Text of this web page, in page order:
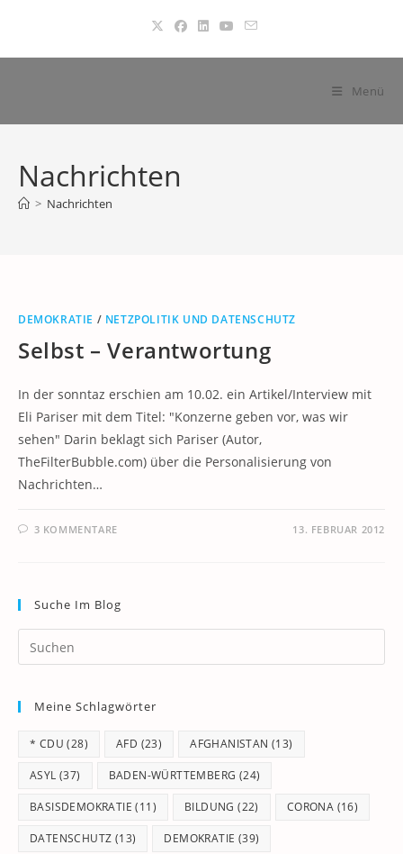
springen
Menü
Nachrichten
> Nachrichten
DEMOKRATIE / NETZPOLITIK UND DATENSCHUTZ
Selbst – Verantwortung
In der sonntaz erschien am 10.02. ein Artikel/Interview mit
Eli Pariser mit dem Titel: "Konzerne geben vor, was wir
sehen" Darin beklagt sich Pariser (Autor,
TheFilterBubble.com) über die Personalisierung von
Nachrichten…
3 KOMMENTARE 13. FEBRUAR 2012
Suche Im Blog
Meine Schlagwörter
* CDU (28) AFD (23) AFGHANISTAN (13)
ASYL (37) BADEN-WÜRTTEMBERG (24)
BASISDEMOKRATIE (11) BILDUNG (22) CORONA (16)
DATENSCHUTZ (13) DEMOKRATIE (39)